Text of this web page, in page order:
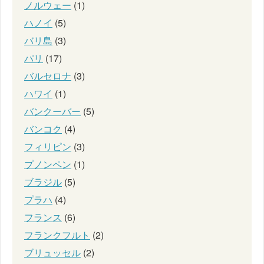
ノルウェー (1)
ハノイ (5)
バリ島 (3)
パリ (17)
バルセロナ (3)
ハワイ (1)
バンクーバー (5)
バンコク (4)
フィリピン (3)
プノンペン (1)
ブラジル (5)
プラハ (4)
フランス (6)
フランクフルト (2)
ブリュッセル (2)